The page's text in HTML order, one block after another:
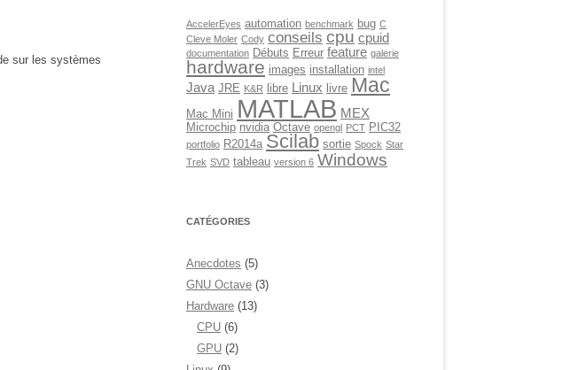
sur les systèmes
AccelerEyes automation benchmark bug C
Cleve Moler Cody conseils cpu cpuid
documentation Débuts Erreur feature galerie
hardware images installation intel
Java JRE K&R libre Linux livre Mac
Mac Mini MATLAB MEX
Microchip nvidia Octave opengl PCT PIC32
portfolio R2014a Scilab sortie Spock Star
Trek SVD tableau version 6 Windows
CATÉGORIES
Anecdotes (5)
GNU Octave (3)
Hardware (13)
CPU (6)
GPU (2)